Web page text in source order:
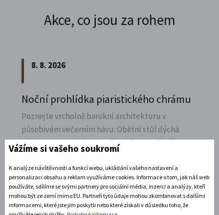
Akce, co jsou za rohem
8. 8. 2026
Noční prohlídka piaristického chrámu
Poznejte vrcholně barokní architekturu v
působivém večerním hávu. Obětní stůl dýchá
světlem, paprsky laserového kříže protínají
klenby a chrám ožívá instalacemi současného
umění.
Rozbalte si další akce
Vážíme si vašeho soukromí
K analýze návštěvnosti a funkcí webu, ukládání vašeho nastavení a
personalizaci obsahu a reklam využíváme cookies. Informace o tom, jak náš web
používáte, sdílíme se svými partnery pro sociální média, inzerci a analýzy, kteří
mohou být ze zemí mimo EU. Partneři tyto údaje mohou zkombinovat s dalšími
informacemi, které jste jim poskytli nebo které získali v důsledku toho, že